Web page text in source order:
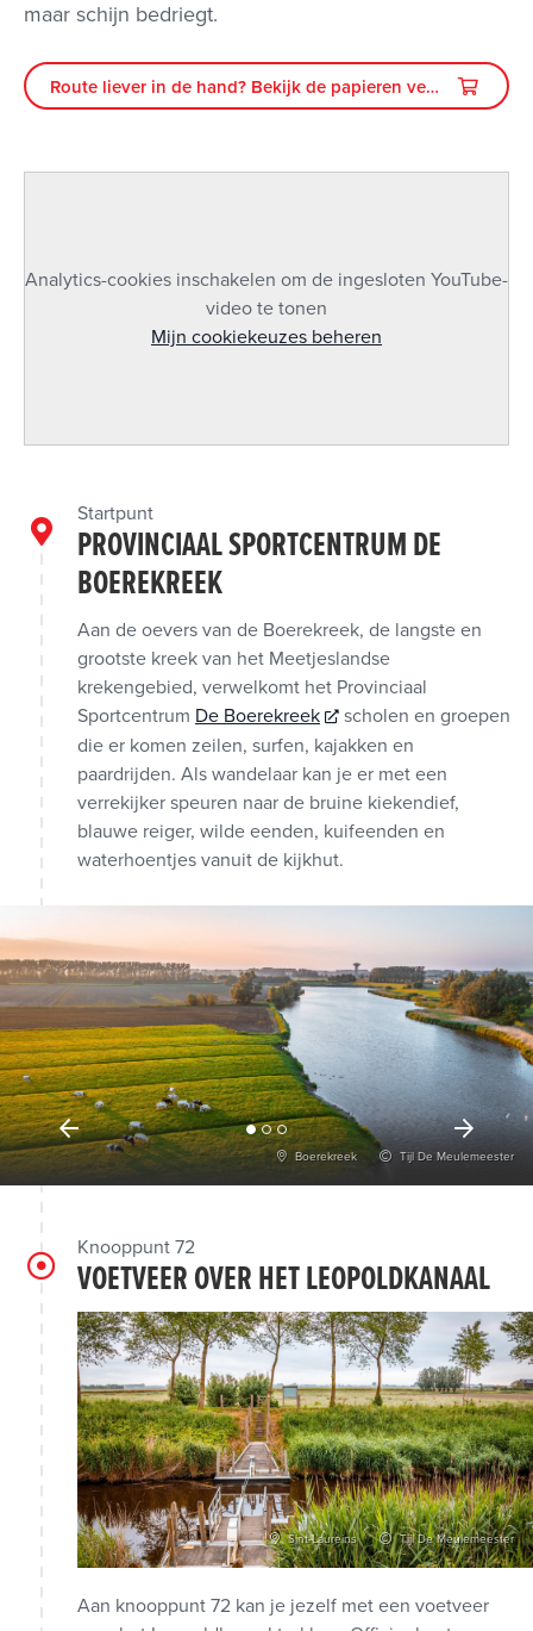
maar schijn bedriegt.
Route liever in de hand? Bekijk de papieren versie
Analytics-cookies inschakelen om de ingesloten YouTube-
video te tonen
Mijn cookiekeuzes beheren
Startpunt
PROVINCIAAL SPORTCENTRUM DE
BOEREKREEK
Boerekreek Tijl De Meulemeester
Aan de oevers van de Boerekreek, de langste en
grootste kreek van het Meetjeslandse
krekengebied, verwelkomt het Provinciaal
Sportcentrum De Boerekreek
scholen en groepen
die er komen zeilen, surfen, kajakken en
paardrijden. Als wandelaar kan je er met een
verrekijker speuren naar de bruine kiekendief,
blauwe reiger, wilde eenden, kuifeenden en
waterhoentjes vanuit de kijkhut.
Knooppunt 72
VOETVEER OVER HET LEOPOLDKANAAL
Sint-Laureins Tijl De Meulemeester
Aan knooppunt 72 kan je jezelf met een voetveer